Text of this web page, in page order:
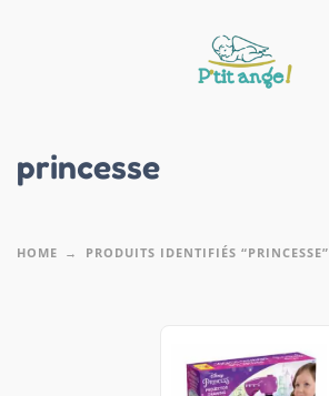
princesse
HOME PRODUITS IDENTIFIÉS “PRINCESSE”